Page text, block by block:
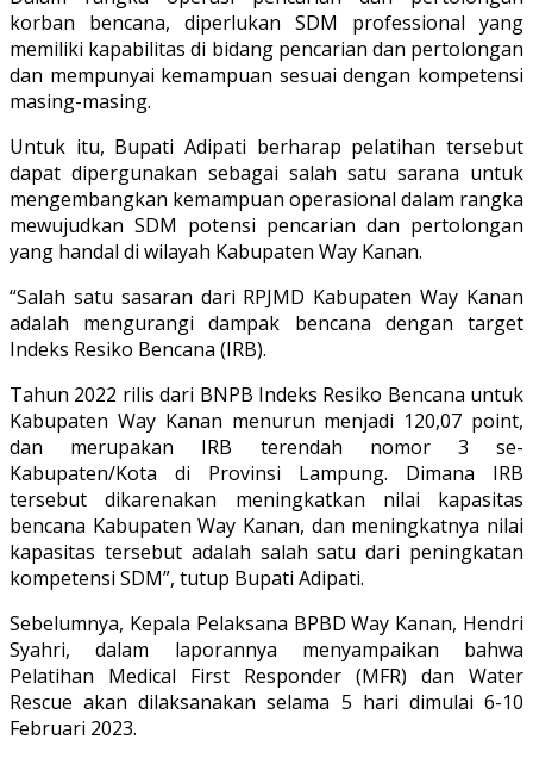
korban bencana, diperlukan SDM professional yang
memiliki kapabilitas di bidang pencarian dan pertolongan
dan mempunyai kemampuan sesuai dengan kompetensi
masing-masing.
Untuk itu, Bupati Adipati berharap pelatihan tersebut
dapat dipergunakan sebagai salah satu sarana untuk
mengembangkan kemampuan operasional dalam rangka
mewujudkan SDM potensi pencarian dan pertolongan
yang handal di wilayah Kabupaten Way Kanan.
“Salah satu sasaran dari RPJMD Kabupaten Way Kanan
adalah mengurangi dampak bencana dengan target
Indeks Resiko Bencana (IRB).
Tahun 2022 rilis dari BNPB Indeks Resiko Bencana untuk
Kabupaten Way Kanan menurun menjadi 120,07 point,
dan merupakan IRB terendah nomor 3 se-
Kabupaten/Kota di Provinsi Lampung. Dimana IRB
tersebut dikarenakan meningkatkan nilai kapasitas
bencana Kabupaten Way Kanan, dan meningkatnya nilai
kapasitas tersebut adalah salah satu dari peningkatan
kompetensi SDM”, tutup Bupati Adipati.
Sebelumnya, Kepala Pelaksana BPBD Way Kanan, Hendri
Syahri, dalam laporannya menyampaikan bahwa
Pelatihan Medical First Responder (MFR) dan Water
Rescue akan dilaksanakan selama 5 hari dimulai 6-10
Februari 2023.